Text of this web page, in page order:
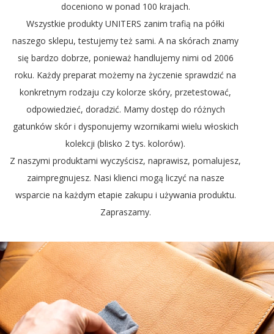
doceniono w ponad 100 krajach.
Wszystkie produkty UNITERS zanim trafią na półki
naszego sklepu, testujemy też sami. A na skórach znamy
się bardzo dobrze, ponieważ handlujemy nimi od 2006
roku. Każdy preparat możemy na życzenie sprawdzić na
konkretnym rodzaju czy kolorze skóry, przetestować,
odpowiedzieć, doradzić. Mamy dostęp do różnych
gatunków skór i dysponujemy wzornikami wielu włoskich
kolekcji (blisko 2 tys. kolorów).
Z naszymi produktami wyczyścisz, naprawisz, pomalujesz,
zaimpregnujesz. Nasi klienci mogą liczyć na nasze
wsparcie na każdym etapie zakupu i używania produktu.
Zapraszamy.